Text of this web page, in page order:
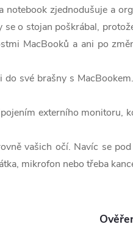
zjednodušuje a
o stojan poškrábal,
MacBooků a ani po
své brašny s
externího monitoru,
vašich očí. Navíc se
mikrofon nebo třeba